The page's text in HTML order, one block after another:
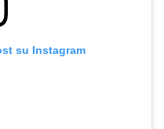
su Instagram